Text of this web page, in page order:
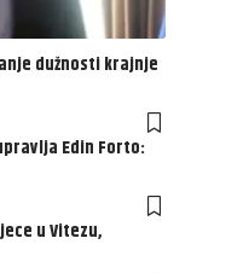
dužnosti krajnje
Edin Forto:
u Vitezu,